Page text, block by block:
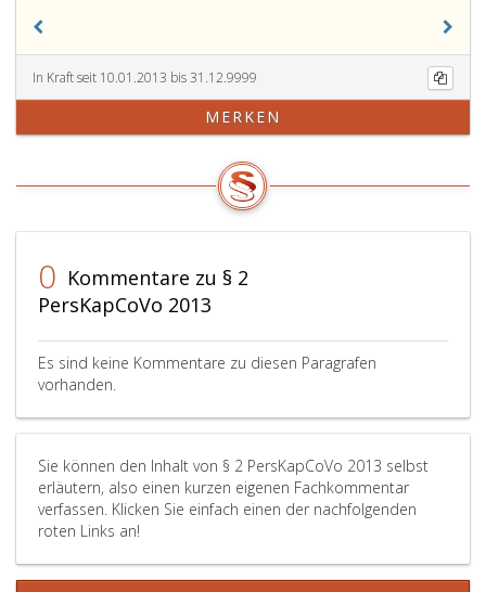
die
personellen
Auswirkungen
und
sowie
auf
die
der
der
bindenden
Zielwerte
44,
Personalkapazitätscontrollings
sind
regelmäßig
Meldungen
4,
4
5,
Paragraph
und
Paragraph
von
haushaltsleitenden
Organen
gemäß
Paragraph
BHG 2013
In Kraft seit 10.01.2013 bis 31.12.9999
MERKEN
0 Kommentare zu § 2
PersKapCoVo 2013
Es sind keine Kommentare zu diesen Paragrafen
vorhanden.
Sie können den Inhalt von § 2 PersKapCoVo 2013 selbst
erläutern, also einen kurzen eigenen Fachkommentar
verfassen. Klicken Sie einfach einen der nachfolgenden
roten Links an!